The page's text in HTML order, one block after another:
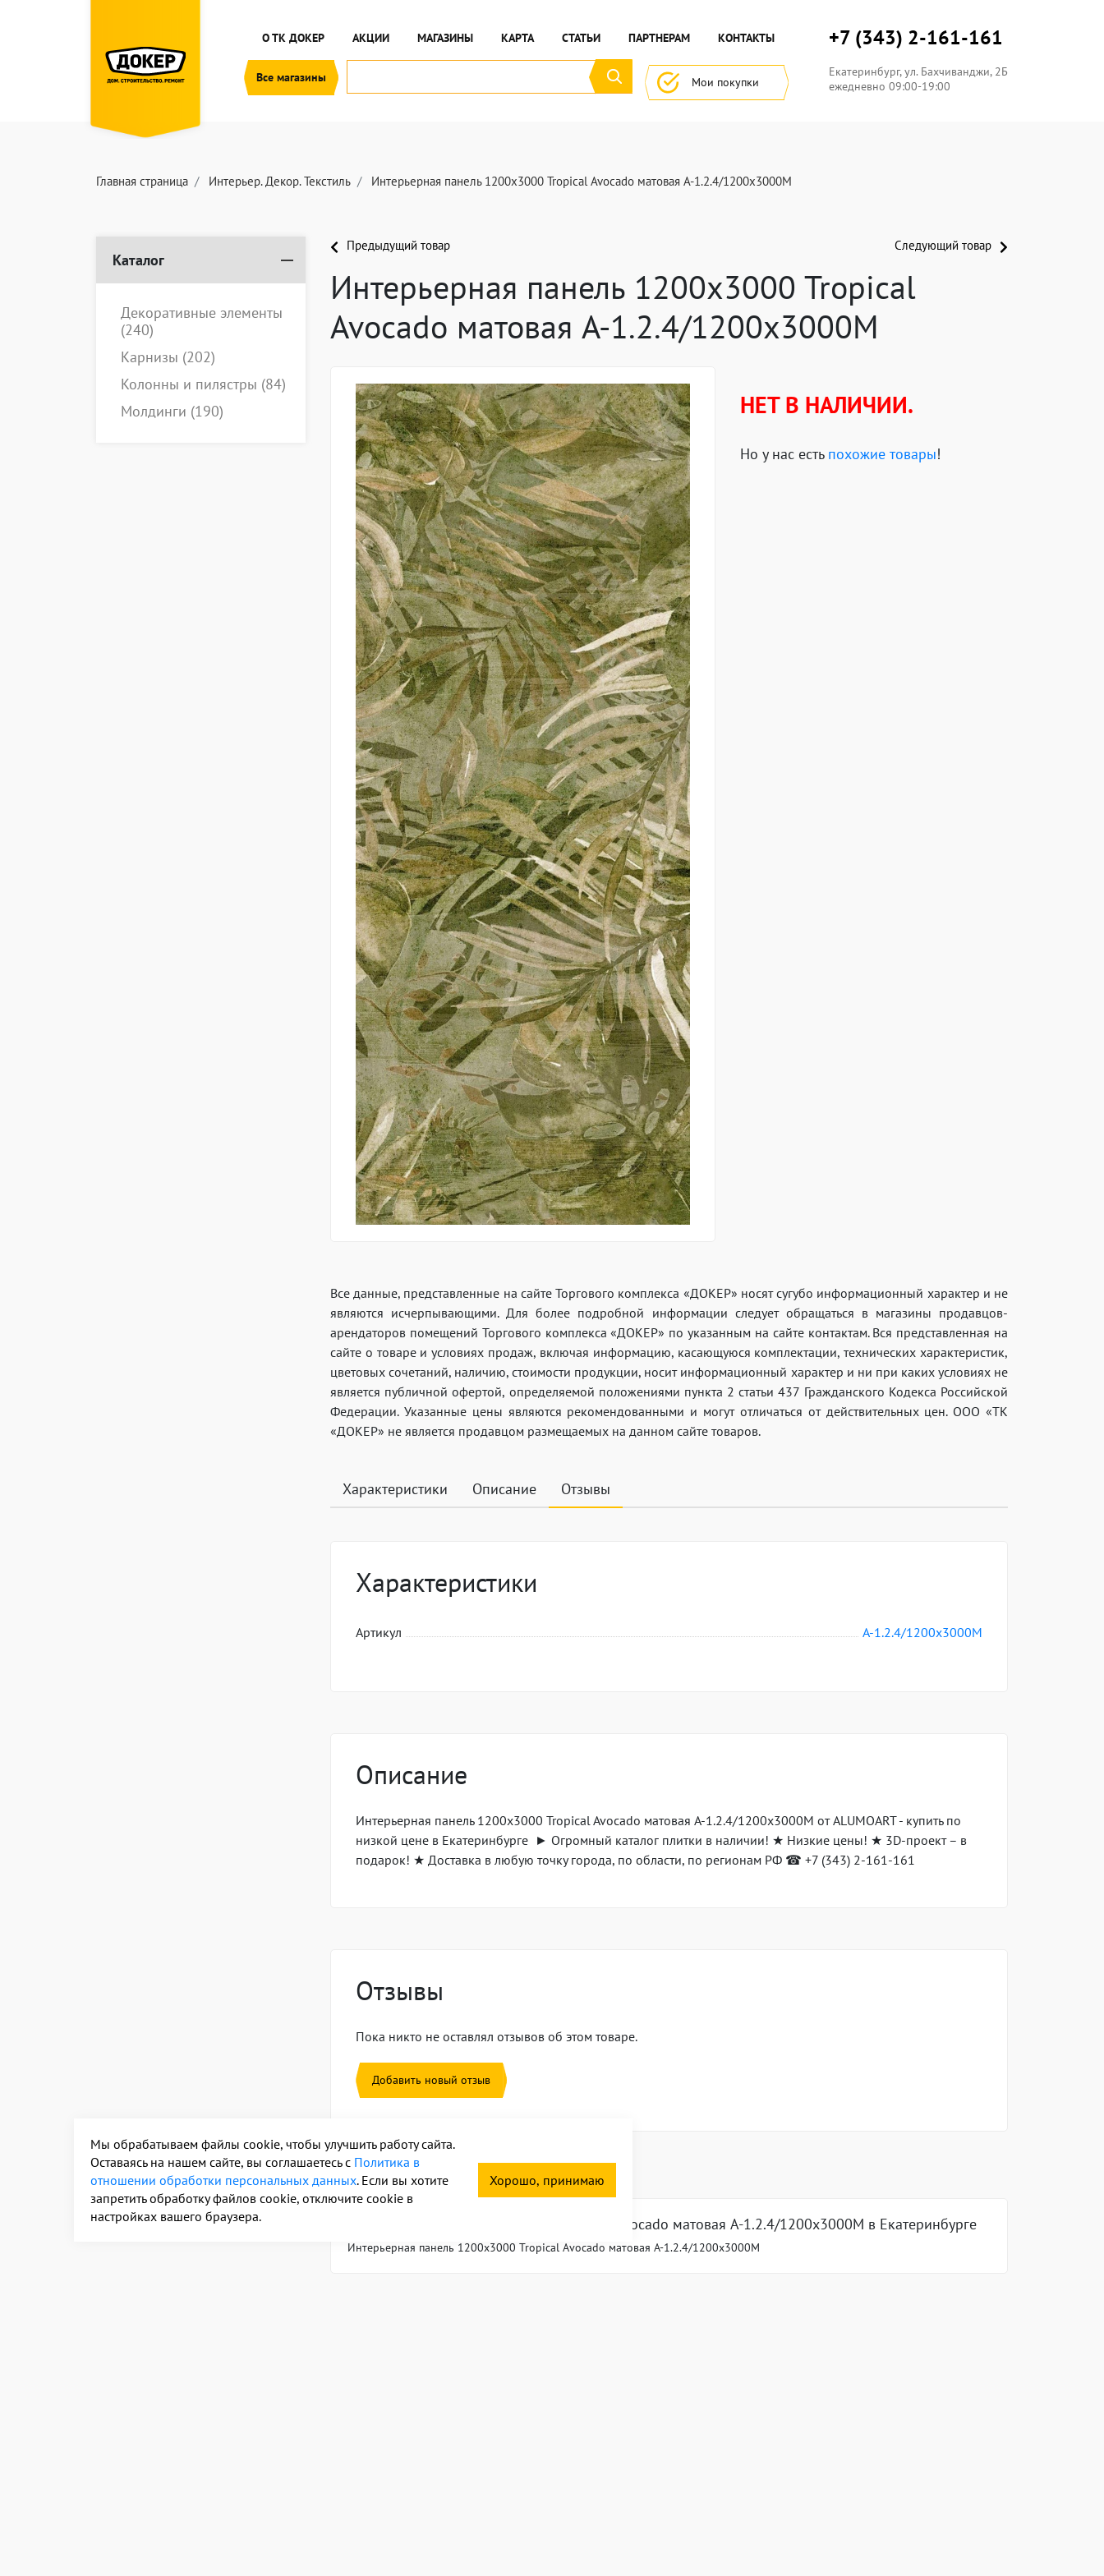
О ТК ДОКЕР АКЦИИ МАГАЗИНЫ КАРТА СТАТЬИ ПАРТНЕРАМ КОНТАКТЫ
Все магазины Мои покупки
+7 (343) 2-161-161
Екатеринбург, ул. Бахчиванджи, 2Б
ежедневно 09:00-19:00
Главная страница Интерьер. Декор. Текстиль Интерьерная панель 1200x3000 Tropical Avocado матовая A-1.2.4/1200x3000M
Каталог
Декоративные элементы
(240)
Карнизы (202)
Колонны и пилястры (84)
Молдинги (190)
Предыдущий товар Следующий товар
Интерьерная панель 1200x3000 Tropical
Avocado матовая A-1.2.4/1200x3000M
НЕТ В НАЛИЧИИ.
Но у нас есть похожие товары!
Все данные, представленные на сайте Торгового комплекса «ДОКЕР» носят сугубо информационный характер и не
являются исчерпывающими. Для более подробной информации следует обращаться в магазины продавцов-
арендаторов помещений Торгового комплекса «ДОКЕР» по указанным на сайте контактам. Вся представленная на
сайте о товаре и условиях продаж, включая информацию, касающуюся комплектации, технических характеристик,
цветовых сочетаний, наличию, стоимости продукции, носит информационный характер и ни при каких условиях не
является публичной офертой, определяемой положениями пункта 2 статьи 437 Гражданского Кодекса Российской
Федерации. Указанные цены являются рекомендованными и могут отличаться от действительных цен. ООО «ТК
«ДОКЕР» не является продавцом размещаемых на данном сайте товаров.
Характеристики Описание Отзывы
Характеристики
Артикул A-1.2.4/1200x3000M
Описание
Интерьерная панель 1200x3000 Tropical Avocado матовая A-1.2.4/1200x3000M от ALUMOART - купить по
низкой цене в Екатеринбурге ► Огромный каталог плитки в наличии! ★ Низкие цены! ★ 3D-проект – в
подарок! ★ Доставка в любую точку города, по области, по регионам РФ ☎ +7 (343) 2-161-161
Отзывы
Пока никто не оставлял отзывов об этом товаре.
Добавить новый отзыв
Похожие товары
Интерьерная панель 1200x3000 Tropical Avocado матовая A-1.2.4/1200x3000M в Екатеринбурге
Интерьерная панель 1200x3000 Tropical Avocado матовая A-1.2.4/1200x3000M
Мы обрабатываем файлы cookie, чтобы улучшить работу сайта.
Оставаясь на нашем сайте, вы соглашаетесь с Политика в
отношении обработки персональных данных. Если вы хотите
запретить обработку файлов cookie, отключите cookie в
настройках вашего браузера.
Хорошо, принимаю